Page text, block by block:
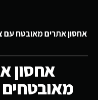
אחסון
מאובטחים